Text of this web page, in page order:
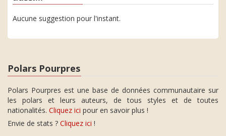
Aucune suggestion pour l'instant.
Polars Pourpres
Polars Pourpres est une base de données communautaire sur
les polars et leurs auteurs, de tous styles et de toutes
nationalités. Cliquez ici pour en savoir plus !
Envie de stats ? Cliquez ici !